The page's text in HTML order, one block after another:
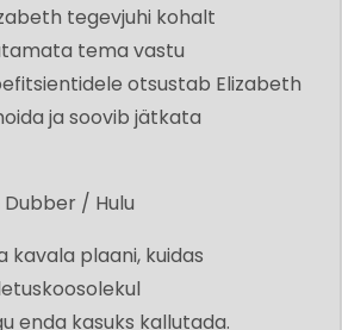
tegevjuhi kohalt
tema vastu
otsustab Elizabeth
ja soovib jätkata
Dubber / Hulu
plaani, kuidas
enda kasuks kallutada.